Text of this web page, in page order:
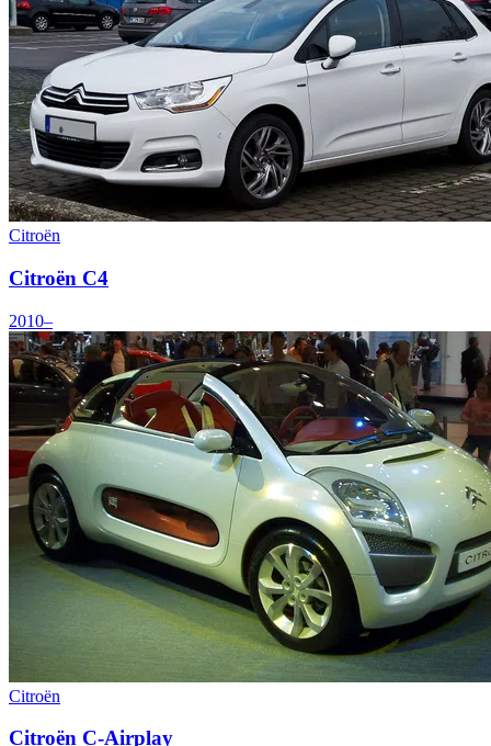
Citroën
Citroën C4
2010–
Citroën
Citroën C-Airplay